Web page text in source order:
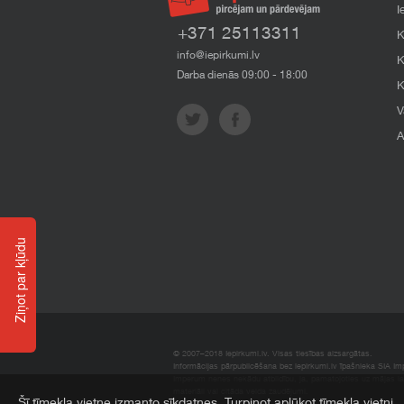
+371 25113311
info@iepirkumi.lv
Darba dienās 09:00 - 18:00
© 2007–2018 Iepirkumi.lv. Visas tiesības aizsargātas.
Informācijas pārpublicēšana bez iepirkumi.lv īpašnieka SIA
Ziņot par kļūdu